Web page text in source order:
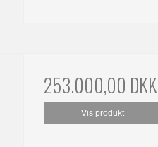
253.000,00 DKK
Vis produkt